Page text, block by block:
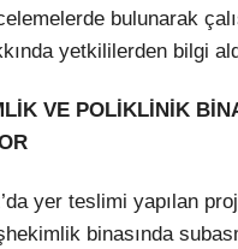
bulunarak
yetkililerden bilgi
VE POLİKLİNİK
yer teslimi yapılan
binasında